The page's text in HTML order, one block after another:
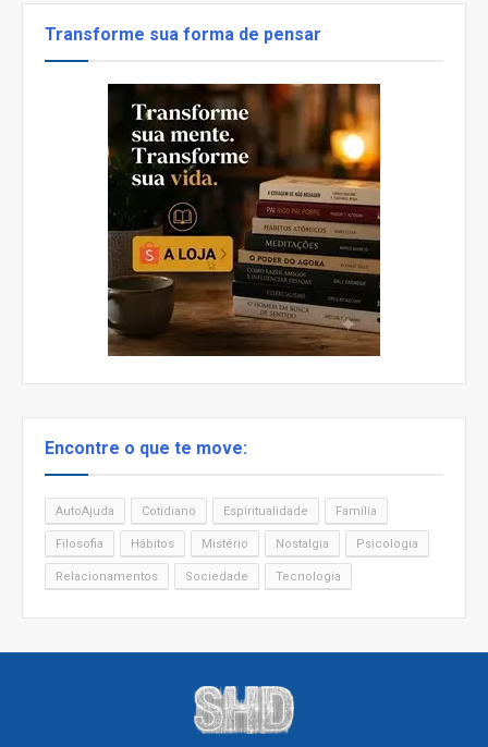
Transforme sua forma de pensar
Encontre o que te move:
AutoAjuda Cotidiano Espiritualidade Família
Filosofia Hábitos Mistério Nostalgia Psicologia
Relacionamentos Sociedade Tecnologia